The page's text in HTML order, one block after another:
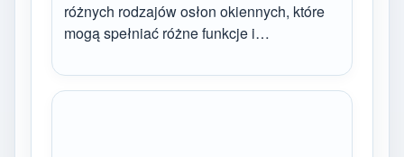
różnych rodzajów osłon okiennych, które
mogą spełniać różne funkcje i…